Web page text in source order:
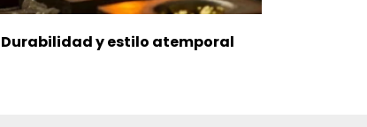
Durabilidad y estilo atemporal